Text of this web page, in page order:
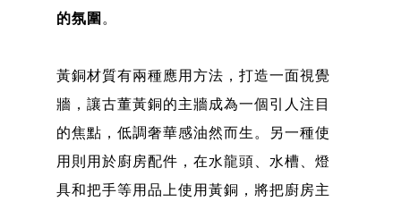
的氛圍 。
黃銅材質有兩種應用方法，打造一面視覺
牆，讓古董黃銅的主牆成為一個引人注目
的焦點，低調奢華感油然而生。另一種使
用則用於廚房配件，在水龍頭、水槽、燈
具和把手等用品上使用黃銅，將把廚房主